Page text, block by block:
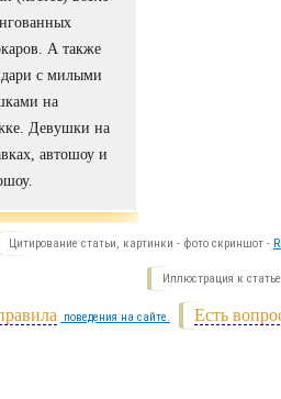
А также
с милыми
на
Девушки на
автошоу и
Цитирование статьи, картинки - фото скриншот -
Иллюстрация к
Есть
поведения на сайте.